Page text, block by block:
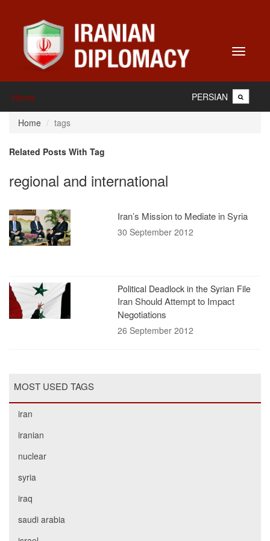
Toggle
Home PERSIAN
Home tags
Related Posts With Tag
regional and international
Iran’s Mission to Mediate in Syria
30 September 2012
Political Deadlock in the Syrian File
Iran Should Attempt to Impact
Negotiations
26 September 2012
MOST USED TAGS
iran
iranian
nuclear
syria
iraq
saudi arabia